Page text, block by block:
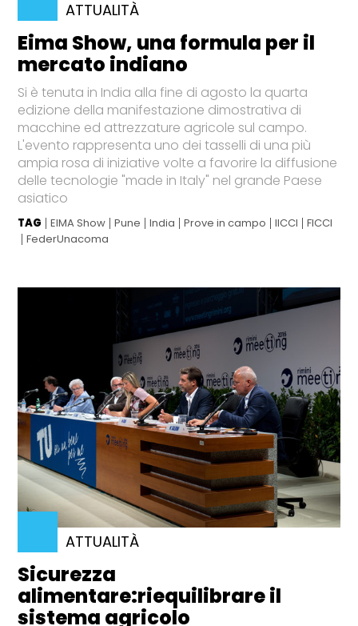
ATTUALITÀ
Eima Show, una formula per il
mercato indiano
Si è tenuta in India alla fine di agosto la quarta
edizione della manifestazione dimostrativa di
macchine ed attrezzature agricole sul campo.
L'evento rappresenta uno dei tasselli di una più
ampia rosa di iniziative volte a favorire la diffusione
delle tecnologie "made in Italy" nel grande Paese
asiatico
TAG EIMA Show Pune India Prove in campo IICCI
FICCI
FederUnacoma
ATTUALITÀ
Sicurezza
alimentare:riequilibrare il
sistema agricolo